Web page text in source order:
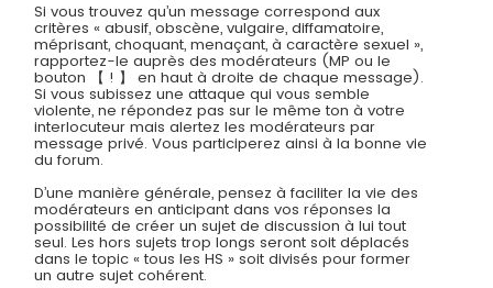
Si vous trouvez qu’un message correspond aux
critères « abusif, obscène, vulgaire, diffamatoire,
méprisant, choquant, menaçant, à caractère sexuel »,
rapportez-le auprès des modérateurs (MP ou le
bouton 【 ! 】 en haut à droite de chaque message).
Si vous subissez une attaque qui vous semble
violente, ne répondez pas sur le même ton à votre
interlocuteur mais alertez les modérateurs par
message privé. Vous participerez ainsi à la bonne vie
du forum.
D’une manière générale, pensez à faciliter la vie des
modérateurs en anticipant dans vos réponses la
possibilité de créer un sujet de discussion à lui tout
seul. Les hors sujets trop longs seront soit déplacés
dans le topic « tous les HS » soit divisés pour former
un autre sujet cohérent.